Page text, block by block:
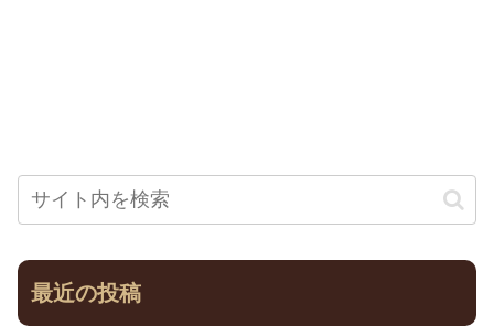
最近の投稿